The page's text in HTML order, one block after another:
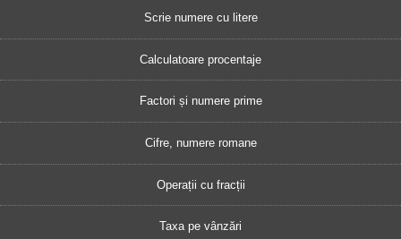
Scrie numere cu litere
Calculatoare procentaje
Factori și numere prime
Cifre, numere romane
Operații cu fracții
Taxa pe vânzări